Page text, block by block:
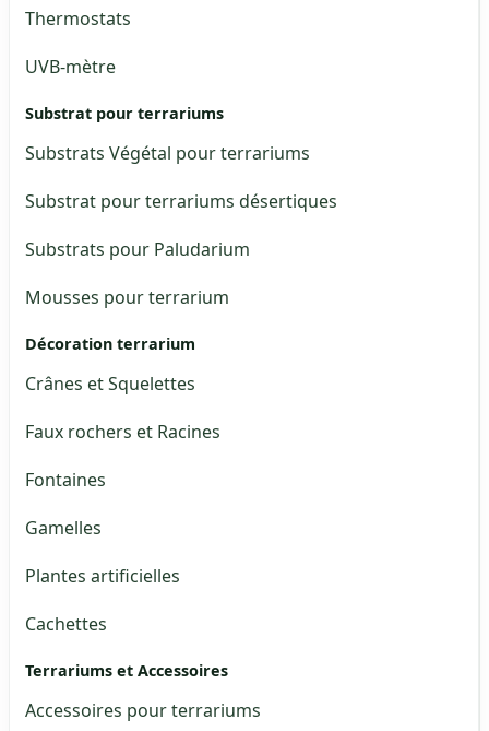
Thermostats
UVB-mètre
Substrat pour terrariums
Substrats Végétal pour terrariums
Substrat pour terrariums désertiques
Substrats pour Paludarium
Mousses pour terrarium
Décoration terrarium
Crânes et Squelettes
Faux rochers et Racines
Fontaines
Gamelles
Plantes artificielles
Cachettes
Terrariums et Accessoires
Accessoires pour terrariums